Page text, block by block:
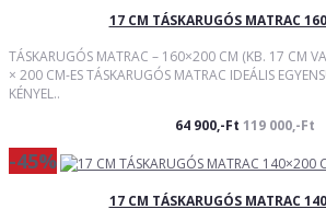
17 CM TÁSKARUGÓS MATRAC
TÁSKARUGÓS MATRAC – 160×200 CM (KB. 17 CM
× 200 CM-ES TÁSKARUGÓS MATRAC IDEÁLIS
KÉNYEL..
64 900,-Ft 119 000,-Ft
-45%
17 CM TÁSKARUGÓS MATRAC